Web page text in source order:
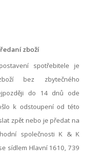
zboží
spotřebitele je
bez zbytečného
do 14 dnů ode
k odstoupení od této
zpět nebo je předat na
společnosti K & K
sídlem Hlavní 1610, 739